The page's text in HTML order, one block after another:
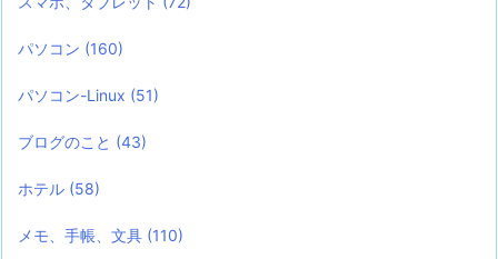
パソコン (160)
パソコン-Linux (51)
ブログのこと (43)
ホテル (58)
メモ、手帳、文具 (110)